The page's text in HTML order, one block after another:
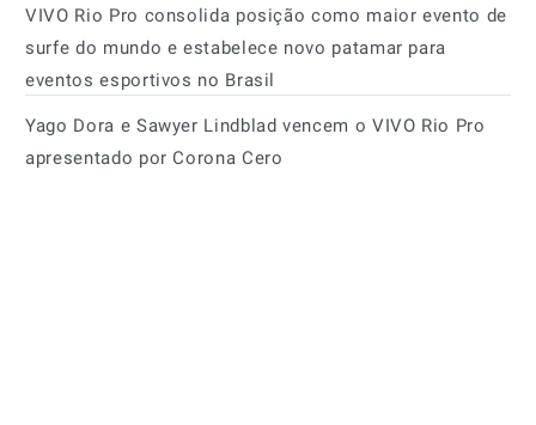
VIVO Rio Pro consolida posição como maior evento de
surfe do mundo e estabelece novo patamar para
eventos esportivos no Brasil
Yago Dora e Sawyer Lindblad vencem o VIVO Rio Pro
apresentado por Corona Cero